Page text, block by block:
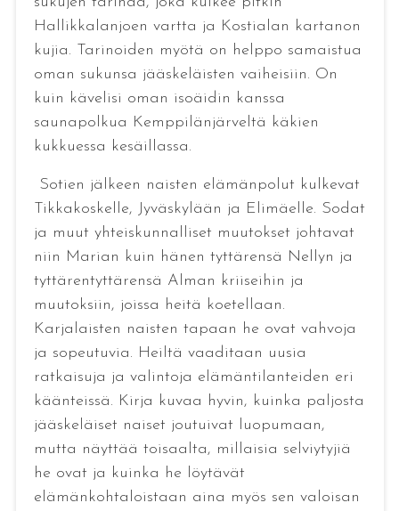
Hallikkalanjoen vartta ja Kostialan kartanon
kujia. Tarinoiden myötä on helppo samaistua
oman sukunsa jääskeläisten vaiheisiin. On
kuin kävelisi oman isoäidin kanssa
saunapolkua Kemppilänjärveltä käkien
kukkuessa kesäillassa.
Sotien jälkeen naisten elämänpolut kulkevat
Tikkakoskelle, Jyväskylään ja Elimäelle. Sodat
ja muut yhteiskunnalliset muutokset johtavat
niin Marian kuin hänen tyttärensä Nellyn ja
tyttärentyttärensä Alman kriiseihin ja
muutoksiin, joissa heitä koetellaan.
Karjalaisten naisten tapaan he ovat vahvoja
ja sopeutuvia. Heiltä vaaditaan uusia
ratkaisuja ja valintoja elämäntilanteiden eri
käänteissä. Kirja kuvaa hyvin, kuinka paljosta
jääskeläiset naiset joutuivat luopumaan,
mutta näyttää toisaalta, millaisia selviytyjiä
he ovat ja kuinka he löytävät
elämänkohtaloistaan aina myös sen valoisan